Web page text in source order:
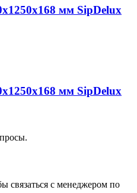
мм SipDelux
мм SipDelux
связаться с менеджером по